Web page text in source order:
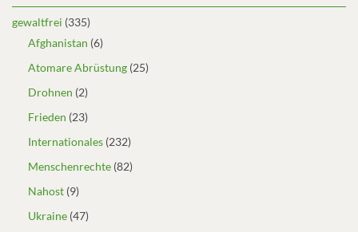
gewaltfrei (335)
Afghanistan (6)
Atomare Abrüstung (25)
Drohnen (2)
Frieden (23)
Internationales (232)
Menschenrechte (82)
Nahost (9)
Ukraine (47)